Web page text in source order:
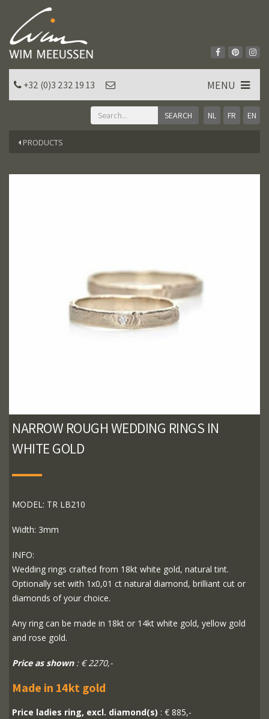
NL FR EN
+32 (0)3 232 19 13 MENU
PRODUCTS
NARROW ROUGH WEDDING RINGS IN
WHITE GOLD
MODEL: TR LB210
Width: 3mm
INFO:
Wedding rings crafted from 18kt white gold, natural tint.
Optionally set with 1x0,01 ct natural diamond, brilliant cut or
diamonds of your choice.
Any ring can be made in 18kt or 14kt white gold, yellow gold
and rose gold.
Price as shown: € 2270,-
Made in 14kt gold
Price ladies ring, excl. diamond(s) : € 885,-